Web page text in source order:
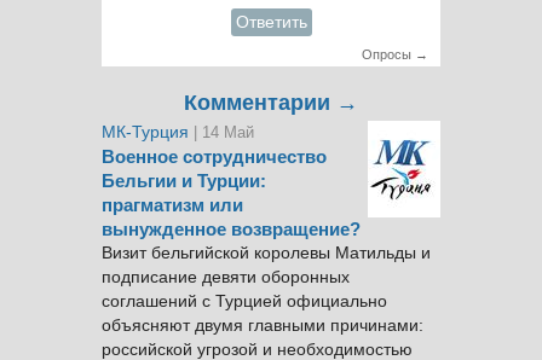
Ответить
Опросы →
Комментарии →
МК-Турция | 14 Май
Военное сотрудничество
Бельгии и Турции:
прагматизм или
вынужденное возвращение?
Визит бельгийской королевы Матильды и
подписание девяти оборонных
соглашений с Турцией официально
объясняют двумя главными причинами:
российской угрозой и необходимостью